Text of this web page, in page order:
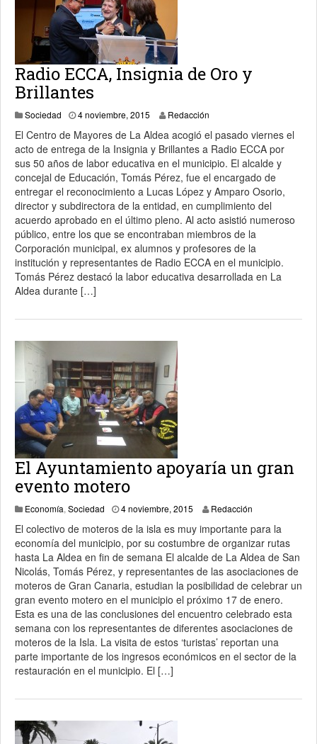
Radio ECCA, Insignia de Oro y
Brillantes
Sociedad 4 noviembre, 2015 Redacción
El Centro de Mayores de La Aldea acogió el pasado viernes el
acto de entrega de la Insignia y Brillantes a Radio ECCA por
sus 50 años de labor educativa en el municipio. El alcalde y
concejal de Educación, Tomás Pérez, fue el encargado de
entregar el reconocimiento a Lucas López y Amparo Osorio,
director y subdirectora de la entidad, en cumplimiento del
acuerdo aprobado en el último pleno. Al acto asistió numeroso
público, entre los que se encontraban miembros de la
Corporación municipal, ex alumnos y profesores de la
institución y representantes de Radio ECCA en el municipio.
Tomás Pérez destacó la labor educativa desarrollada en La
Aldea durante […]
El Ayuntamiento apoyaría un gran
evento motero
Economía, Sociedad 4 noviembre, 2015 4 noviembre, 2015
Redacción
El colectivo de moteros de la isla es muy importante para la
economía del municipio, por su costumbre de organizar rutas
hasta La Aldea en fin de semana El alcalde de La Aldea de San
Nicolás, Tomás Pérez, y representantes de las asociaciones de
moteros de Gran Canaria, estudian la posibilidad de celebrar un
gran evento motero en el municipio el próximo 17 de enero.
Esta es una de las conclusiones del encuentro celebrado esta
semana con los representantes de diferentes asociaciones de
moteros de la Isla. La visita de estos ‘turistas’ reportan una
parte importante de los ingresos económicos en el sector de la
restauración en el municipio. El […]